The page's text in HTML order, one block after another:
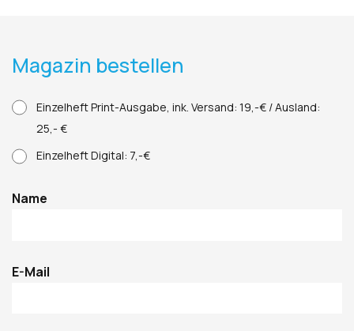
Magazin bestellen
Col-First
Einzelheft Print-Ausgabe, ink. Versand: 19,-€ / Ausland:
25,- €
Einzelheft Digital: 7,-€
Name
E-Mail